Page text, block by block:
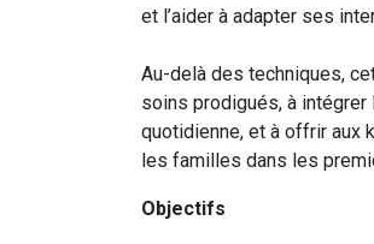
et l’aider à adapter ses
Au-delà des techniques,
soins prodigués, à intégrer
quotidienne, et à offrir aux
les familles dans les
Objectifs